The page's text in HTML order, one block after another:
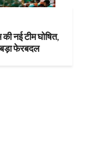
नई टीम घोषित,
फेरबदल